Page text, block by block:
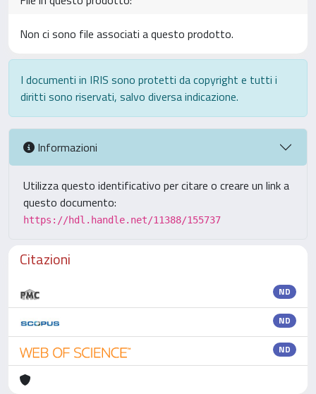
Non ci sono file associati a questo prodotto.
I documenti in IRIS sono protetti da copyright e tutti i
diritti sono riservati, salvo diversa indicazione.
Informazioni
Utilizza questo identificativo per citare o creare un link a
questo documento:
https://hdl.handle.net/11388/155737
Citazioni
ND
ND
ND